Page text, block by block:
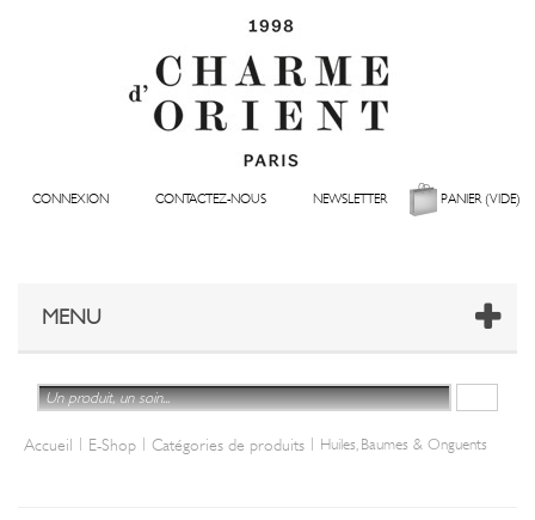
CONNEXION CONTACTEZ-NOUS NEWSLETTER PANIER(VIDE)
MENU
Accueil | E-Shop | Catégories de produits | Huiles, Baumes & Onguents